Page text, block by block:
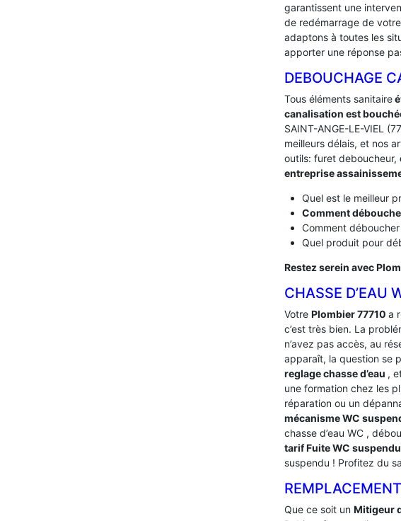
garantissent une
de redémarrage de
adaptons à toutes les
apporter une réponse
DEBOUCHAGE
Tous éléments sanitaire
canalisation est
SAINT-ANGE-LE-VIEL
meilleurs délais, et nos
outils: furet deboucheur,
entreprise
Quel est le meilleur
Comment
Comment
Quel produit pour
Restez serein avec
CHASSE D’EAU
Votre Plombier 77710 a
c’est très bien. La
n’avez pas accès, au
apparaît, la question se
reglage chasse d’eau ,
une formation chez les
réparation ou un
mécanisme WC
chasse d’eau WC ,
tarif Fuite WC suspendu
suspendu ! Profitez du
Que ce soit un Mitigeur